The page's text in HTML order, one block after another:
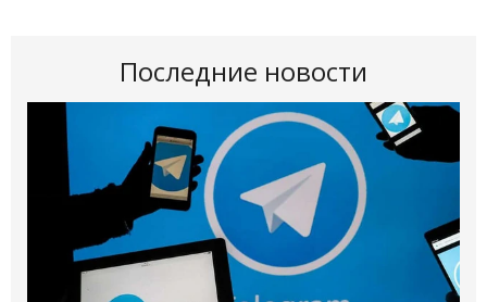
Последние новости